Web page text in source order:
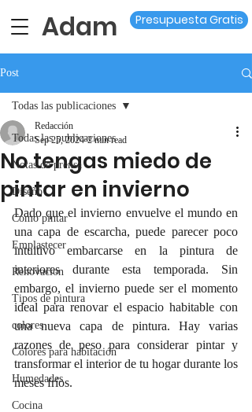
Adam Presupuesta Gratis
Post
Todas las publicaciones
Notas de prensa
Diseño
Como pintar
Emplastecer
Renovacion
Tipos de pintura
colores
Colores para habitación
Humedades
Cocina
Todas las publicaciones
No tengas miedo de
pintar en invierno
Redacción
Sep 25, 2024 2 min read
Dado que el invierno envuelve el mundo en
una capa de escarcha, puede parecer poco
intuitivo embarcarse en la pintura de
interiores durante esta temporada. Sin
embargo, el invierno puede ser el momento
ideal para renovar el espacio habitable con
una nueva capa de pintura. Hay varias
razones de peso para considerar pintar y
transformar el interior de tu hogar durante los
meses fríos.